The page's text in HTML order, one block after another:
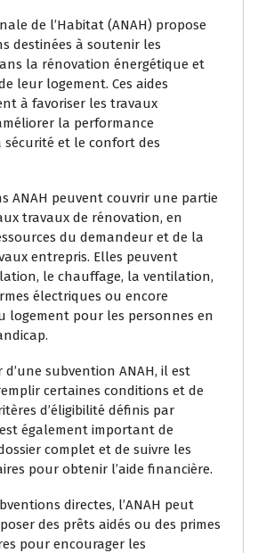
de l’Habitat (ANAH) propose
destinées à soutenir les
la rénovation énergétique et
leur logement. Ces aides
à favoriser les travaux
la performance
sécurité et le confort des
ANAH peuvent couvrir une partie
travaux de rénovation, en
du demandeur et de la
entrepris. Elles peuvent
le chauffage, la ventilation,
électriques ou encore
logement pour les personnes en
d’une subvention ANAH, il est
certaines conditions et de
d’éligibilité définis par
également important de
complet et de suivre les
pour obtenir l’aide financière.
directes, l’ANAH peut
des prêts aidés ou des primes
pour encourager les